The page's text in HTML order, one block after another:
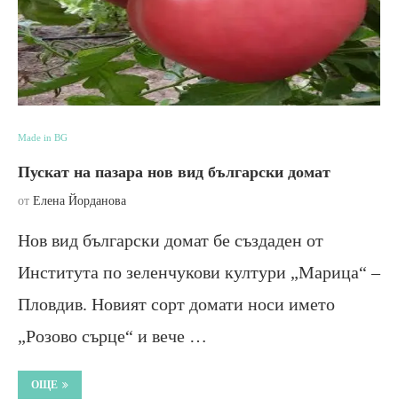
Made in BG
Пускат на пазара нов вид български домат
от Елена Йорданова
Нов вид български домат бе създаден от
Института по зеленчукови култури „Марица“ –
Пловдив. Новият сорт домати носи името
„Розово сърце“ и вече …
ОЩЕ